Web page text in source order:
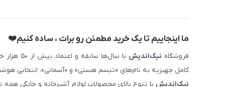
ما اینجاییم تا یک خرید مطمئن رو برات ، ساده کنیم❤️
فروشگاه نیک‌اندیش
با
کامل جهیزیه به نام‌های «تبسم هستی» و «آسمانی»، انتخابی
نیک‌اندیش با تنوع بالای محصولات لوازم آشپزخانه و خانگی